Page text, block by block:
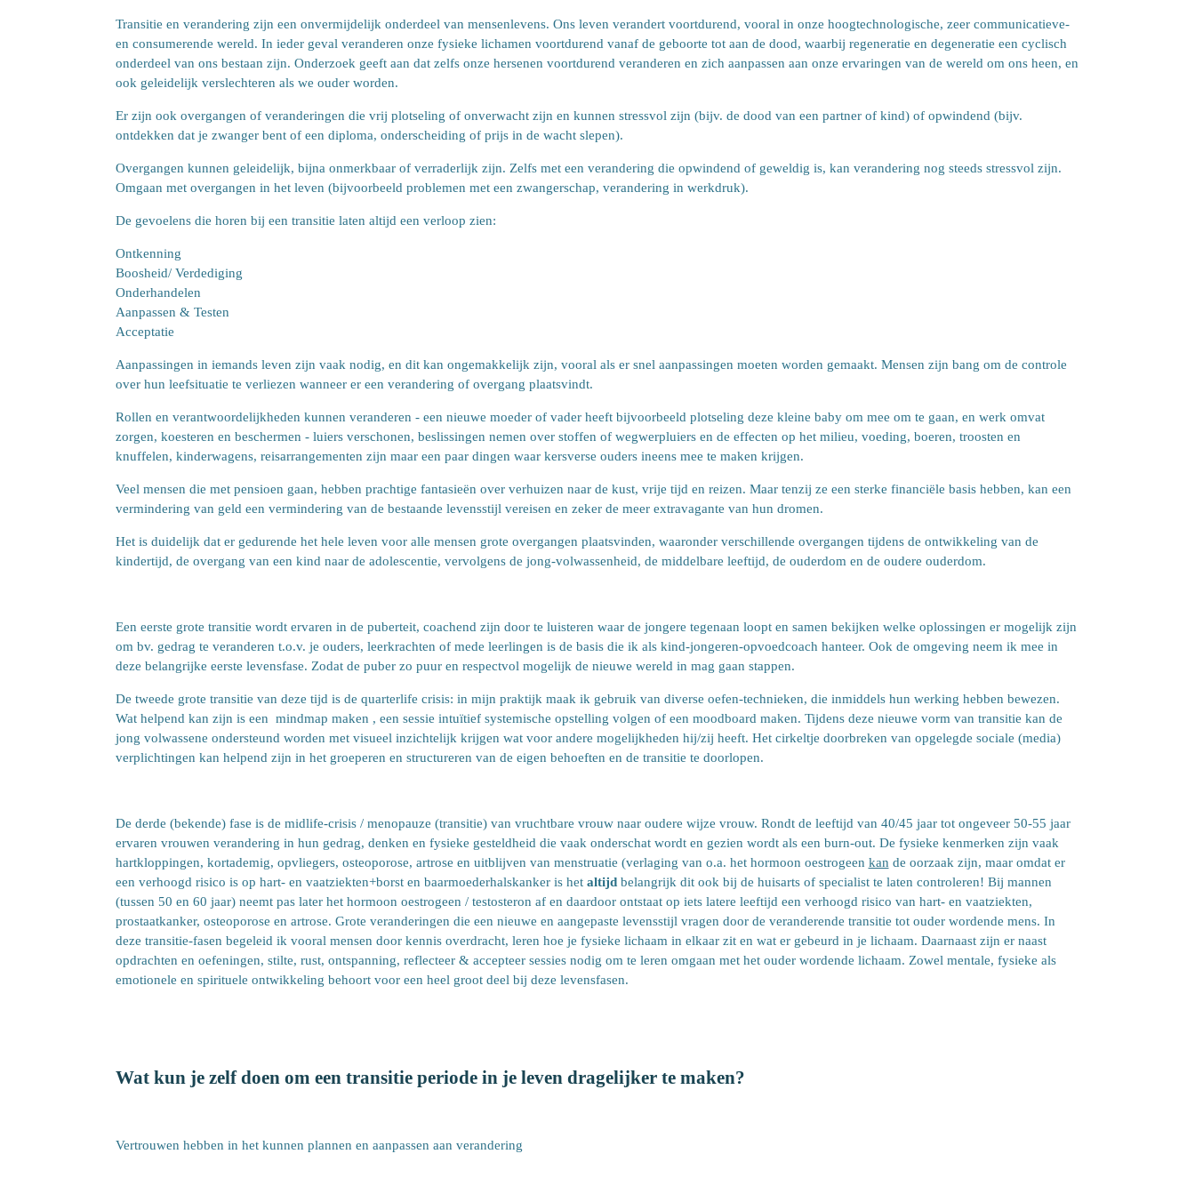
Transitie en verandering zijn een onvermijdelijk onderdeel van mensenlevens. Ons leven verandert voortdurend, vooral in onze hoogtechnologische, zeer communicatieve-
en consumerende wereld. In ieder geval veranderen onze fysieke lichamen voortdurend vanaf de geboorte tot aan de dood, waarbij regeneratie en degeneratie een cyclisch
onderdeel van ons bestaan ​​zijn. Onderzoek geeft aan dat zelfs onze hersenen voortdurend veranderen en zich aanpassen aan onze ervaringen van de wereld om ons heen, en
ook geleidelijk verslechteren als we ouder worden.
Er zijn ook overgangen of veranderingen die vrij plotseling of onverwacht zijn en kunnen stressvol zijn (bijv. de dood van een partner of kind) of opwindend (bijv.
ontdekken dat je zwanger bent of een diploma, onderscheiding of prijs in de wacht slepen).
Overgangen kunnen geleidelijk, bijna onmerkbaar of verraderlijk zijn. Zelfs met een verandering die opwindend of geweldig is, kan verandering nog steeds stressvol zijn.
Omgaan met overgangen in het leven (bijvoorbeeld problemen met een zwangerschap, verandering in werkdruk).
De gevoelens die horen bij een transitie laten altijd een verloop zien:
Ontkenning
Boosheid/ Verdediging
Onderhandelen
Aanpassen & Testen
Acceptatie
Aanpassingen in iemands leven zijn vaak nodig, en dit kan ongemakkelijk zijn, vooral als er snel aanpassingen moeten worden gemaakt. Mensen zijn bang om de controle
over hun leefsituatie te verliezen wanneer er een verandering of overgang plaatsvindt.
Rollen en verantwoordelijkheden kunnen veranderen - een nieuwe moeder of vader heeft bijvoorbeeld plotseling deze kleine baby om mee om te gaan, en werk omvat
zorgen, koesteren en beschermen - luiers verschonen, beslissingen nemen over stoffen of wegwerpluiers en de effecten op het milieu, voeding, boeren, troosten en
knuffelen, kinderwagens, reisarrangementen zijn maar een paar dingen waar kersverse ouders ineens mee te maken krijgen.
Veel mensen die met pensioen gaan, hebben prachtige fantasieën over verhuizen naar de kust, vrije tijd en reizen. Maar tenzij ze een sterke financiële basis hebben, kan een
vermindering van geld een vermindering van de bestaande levensstijl vereisen en zeker de meer extravagante van hun dromen.
Het is duidelijk dat er gedurende het hele leven voor alle mensen grote overgangen plaatsvinden, waaronder verschillende overgangen tijdens de ontwikkeling van de
kindertijd, de overgang van een kind naar de adolescentie, vervolgens de jong-volwassenheid, de middelbare leeftijd, de ouderdom en de oudere ouderdom.
Een eerste grote transitie wordt ervaren in de puberteit, coachend zijn door te luisteren waar de jongere tegenaan loopt en samen bekijken welke oplossingen er mogelijk zijn
om bv. gedrag te veranderen t.o.v. je ouders, leerkrachten of mede leerlingen is de basis die ik als kind-jongeren-opvoedcoach hanteer. Ook de omgeving neem ik mee in
deze belangrijke eerste levensfase. Zodat de puber zo puur en respectvol mogelijk de nieuwe wereld in mag gaan stappen.
De tweede grote transitie van deze tijd is de quarterlife crisis: in mijn praktijk maak ik gebruik van diverse oefen-technieken, die inmiddels hun werking hebben bewezen.
Wat helpend kan zijn is een mindmap maken , een sessie intuïtief systemische opstelling volgen of een moodboard maken. Tijdens deze nieuwe vorm van transitie kan de
jong volwassene ondersteund worden met visueel inzichtelijk krijgen wat voor andere mogelijkheden hij/zij heeft. Het cirkeltje doorbreken van opgelegde sociale (media)
verplichtingen kan helpend zijn in het groeperen en structureren van de eigen behoeften en de transitie te doorlopen.
De derde (bekende) fase is de midlife-crisis / menopauze (transitie) van vruchtbare vrouw naar oudere wijze vrouw. Rondt de leeftijd van 40/45 jaar tot ongeveer 50-55 jaar
ervaren vrouwen verandering in hun gedrag, denken en fysieke gesteldheid die vaak onderschat wordt en gezien wordt als een burn-out. De fysieke kenmerken zijn vaak
hartkloppingen, kortademig, opvliegers, osteoporose, artrose en uitblijven van menstruatie (verlaging van o.a. het hormoon oestrogeen kan de oorzaak zijn, maar omdat er
een verhoogd risico is op hart- en vaatziekten+borst en baarmoederhalskanker is het altijdbelangrijk dit ook bij de huisarts of specialist te laten controleren! Bij mannen
(tussen 50 en 60 jaar) neemt pas later het hormoon oestrogeen / testosteron af en daardoor ontstaat op iets latere leeftijd een verhoogd risico van hart- en vaatziekten,
prostaatkanker, osteoporose en artrose. Grote veranderingen die een nieuwe en aangepaste levensstijl vragen door de veranderende transitie tot ouder wordende mens. In
deze transitie-fasen begeleid ik vooral mensen door kennis overdracht, leren hoe je fysieke lichaam in elkaar zit en wat er gebeurd in je lichaam. Daarnaast zijn er naast
opdrachten en oefeningen, stilte, rust, ontspanning, reflecteer & accepteer sessies nodig om te leren omgaan met het ouder wordende lichaam. Zowel mentale, fysieke als
emotionele en spirituele ontwikkeling behoort voor een heel groot deel bij deze levensfasen.
Wat kun je zelf doen om een transitie periode in je leven dragelijker te maken?
Vertrouwen hebben in het kunnen plannen en aanpassen aan verandering